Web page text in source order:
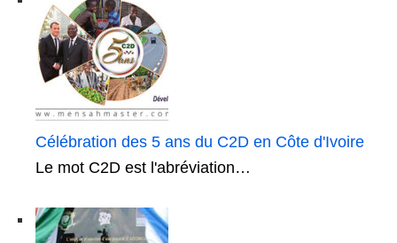
Célébration des 5 ans du C2D en Côte d'Ivoire
Le mot C2D est l'abréviation…